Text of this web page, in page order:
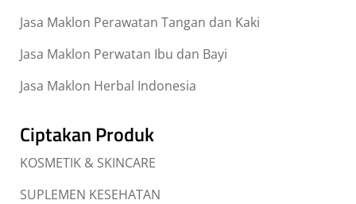
Jasa Maklon Perawatan Tangan dan Kaki
Jasa Maklon Perwatan Ibu dan Bayi
Jasa Maklon Herbal Indonesia
Ciptakan Produk
KOSMETIK & SKINCARE
SUPLEMEN KESEHATAN